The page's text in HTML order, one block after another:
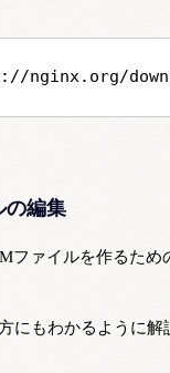
の編集
ファイルを作るため
にもわかるように解